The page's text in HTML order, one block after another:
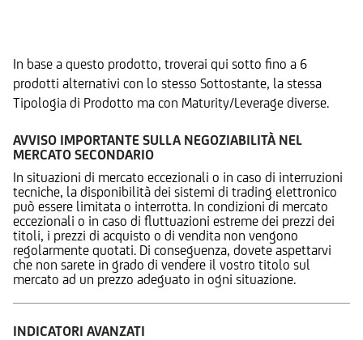
In base a questo prodotto, troverai qui sotto fino a 6
prodotti alternativi con lo stesso Sottostante, la stessa
Tipologia di Prodotto ma con Maturity/Leverage diverse.
AVVISO IMPORTANTE SULLA NEGOZIABILITÀ NEL
MERCATO SECONDARIO
In situazioni di mercato eccezionali o in caso di interruzioni
tecniche, la disponibilità dei sistemi di trading elettronico
può essere limitata o interrotta. In condizioni di mercato
eccezionali o in caso di fluttuazioni estreme dei prezzi dei
titoli, i prezzi di acquisto o di vendita non vengono
regolarmente quotati. Di conseguenza, dovete aspettarvi
che non sarete in grado di vendere il vostro titolo sul
mercato ad un prezzo adeguato in ogni situazione.
INDICATORI AVANZATI